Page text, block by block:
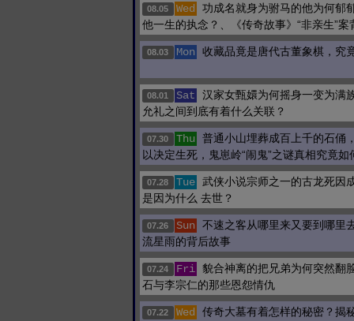
08.05 Wed
功成名就身为驸马的他为何郁
他一生的执念？、《传奇故事》“非亲生”案
08.03 Mon 收藏品竟是唐代古董象棋，究
08.01 Sat
汉家女甄嬛为何摇身一变为满
允礼之间到底有着什么关联？
07.30 Thu
普通小山埋葬成百上千的石俑
以决定生死，鬼崽岭“闹鬼”之谜真相究竟如
07.28 Tue 武侠小说宗师之一的古龙死因
是因为什么 去世？
07.26 Sun
不速之客从哪里来又要到哪里
流星雨的背后故事
07.24 Fri 貌合神离的把兄弟为何突然翻
石与李宗仁的那些恩怨情仇
07.22 Wed
传奇大墓有着怎样的秘密？揭